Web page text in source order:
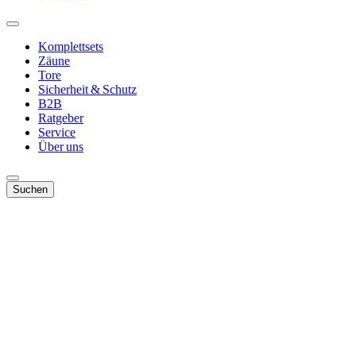
Komplettsets
Zäune
Tore
Sicherheit & Schutz
B2B
Ratgeber
Service
Über uns
Suchen